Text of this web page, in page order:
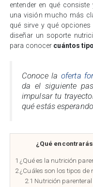
entender en qué
una visión mucho más
qué sirve y qué
diseñar un soporte
para conocer cuántos
Conoce laoferta
da el siguiente
impulsar tu
qué estás
¿Qué
1 ¿Qué es la nutrición
2¿Cuáles son los tipos de
2.1 Nutrición parenteral